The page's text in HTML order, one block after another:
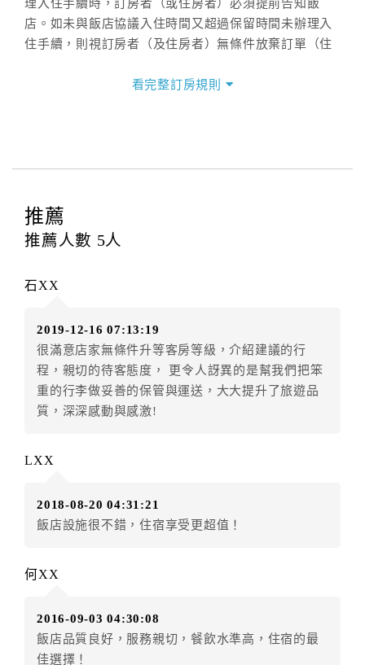
理入住手續時，訂房者（或住房者）必須提前告知飯
店。如未與飯店協議入住時間又超過保留時間未辦理入
住手續，則視訂房者（及住房者）無條件放棄訂單（住
三、退房手續(Check out)
訂房者應於
未提出申辦不得異動訂單。
每筆訂單異動限定
訂單異動後，訂單費用總計大於原訂單費用總計時，訂
訂單異動後，訂單費用總計小於原訂單費用總計時，訂
房者不得要求退其差額。（限原訂飯店）
五、保留住宿權益(保留住房)
．訂房者因故辦理訂單異動，本飯店可接受
．訂房者使用「保留住宿金額」時，請注意！為避免飯
件放棄訂單（住宿權益）。 （限原訂飯店使用）
．每筆訂單異動限定乙次，限原訂飯店，異動完成後不
．訂單異動後，訂單費用總計大於原訂單費用總計時，
訂房者不得要求退其差額。限原訂飯店
六、取消訂單
看完整訂房規則
推薦
推薦人數 5人
石XX
2019-12-16 07:13:19
很滿意店家無條件升等客房等級，介紹建議的行
程，親切的待客態度， 更令人訝異的是幫我們把笨
重的行李做妥善的保管與運送，大大提升了旅遊品
質，深深感動與感激!
LXX
2018-08-20 04:31:21
飯店設施很不錯，住宿享受更超值！
何XX
2016-09-03 04:30:08
飯店品質良好，服務親切，餐飲水準高，住宿的最
佳選擇！